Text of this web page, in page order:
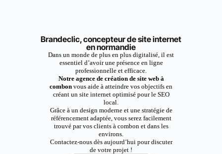
Brandeclic, concepteur de site internet
en normandie
Dans un monde de plus en plus digitalisé, il est
essentiel d’avoir une présence en ligne
professionnelle et efficace.
Notre agence de création de site web à
combon vous aide à atteindre vos objectifs en
créant un site internet optimisé pour le SEO
local.
Grâce à un design moderne et une stratégie de
référencement adaptée, vous serez facilement
trouvé par vos clients à combon et dans les
environs.
Contactez-nous dès aujourd’hui pour discuter
de votre projet !